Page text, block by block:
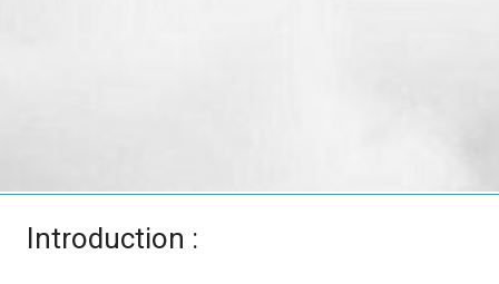
Introduction :